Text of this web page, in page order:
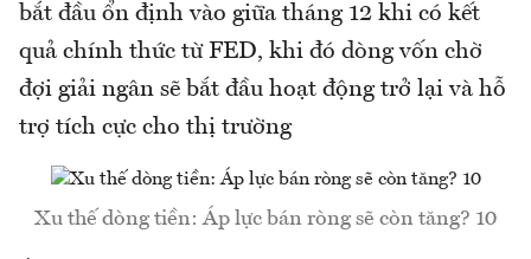
bắt đầu ổn định vào giữa tháng 12 khi có kết
quả chính thức từ FED, khi đó dòng vốn chờ
đợi giải ngân sẽ bắt đầu hoạt động trở lại và hỗ
trợ tích cực cho thị trường
Xu thế dòng tiền: Áp lực bán ròng sẽ còn tăng? 10